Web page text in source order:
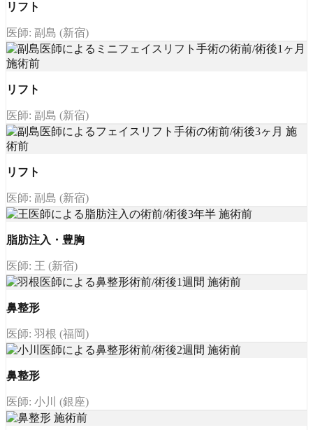
リフト
医師: 副島 (新宿)
リフト
医師: 副島 (新宿)
リフト
医師: 副島 (新宿)
脂肪注入・豊胸
医師: 王 (新宿)
鼻整形
医師: 羽根 (福岡)
鼻整形
医師: 小川 (銀座)